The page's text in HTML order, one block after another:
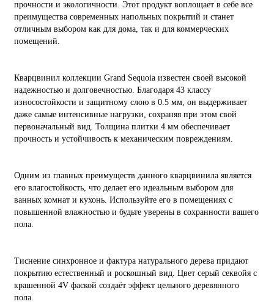
прочности и экологичности. Этот продукт воплощает в себе все
преимущества современных напольных покрытий и станет
отличным выбором как для дома, так и для коммерческих
помещений.
Кварцвинил коллекции Grand Sequoia известен своей высокой
надежностью и долговечностью. Благодаря 43 классу
износостойкости и защитному слою в 0.5 мм, он выдерживает
даже самые интенсивные нагрузки, сохраняя при этом свой
первоначальный вид. Толщина плитки 4 мм обеспечивает
прочность и устойчивость к механическим повреждениям.
Одним из главных преимуществ данного кварцвинила является
его влагостойкость, что делает его идеальным выбором для
ванных комнат и кухонь. Используйте его в помещениях с
повышенной влажностью и будьте уверены в сохранности вашего
пола.
Тиснение синхронное и фактура натурального дерева придают
покрытию естественный и роскошный вид. Цвет серый секвойя с
крашенной 4V фаской создаёт эффект цельного деревянного
пола.